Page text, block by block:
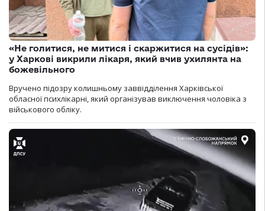
«Не голитися, не митися і скаржитися на сусідів»:
у Харкові викрили лікаря, який вчив ухилянта на
божевільного
Вручено підозру колишньому заввідділення Харківської
обласної психлікарні, який організував виключення чоловіка з
військового обліку.